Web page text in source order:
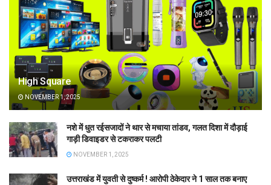
High Square
NOVEMBER 1, 2025
नशे में धुत रईसजादों ने थार से मचाया तांडव, गलत दिशा में दौड़ाई
गाड़ी डिवाइडर से टकराकर पलटी
NOVEMBER 1, 2025
उत्तराखंड में युवती से दुष्कर्म ! आरोपी ठेकेदार ने 1 साल तक बनाए